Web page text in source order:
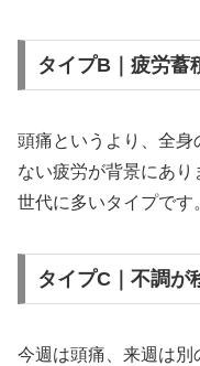
タイプB｜疲労蓄
頭痛というより、全
ない疲労が背景にあ
世代に多いタイプです
タイプC｜不調が
今週は頭痛、来週は